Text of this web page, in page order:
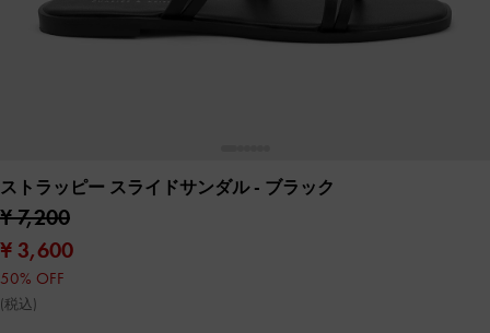
ストラッピー スライドサンダル- ブラック
¥ 7,200
¥ 3,600
50% OFF
(税込)